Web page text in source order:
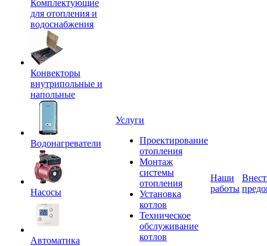
Комплектующие
для отопления и
водоснабжения
Конвекторы
внутрипольные и
напольные
Водонагреватели
Насосы
Автоматика
Услуги
Проектирование
отопления
Монтаж
системы
отопления
Установка
котлов
Техническое
обслуживание
котлов
Наши
работы